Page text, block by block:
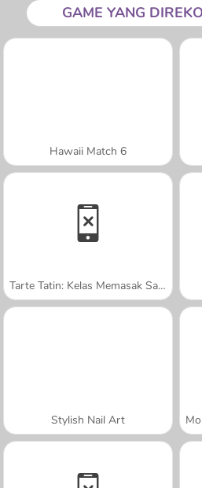
GAME YANG
Hawaii Match 6
Tarte Tatin: Kelas Memasak Sara
Stylish Nail Art